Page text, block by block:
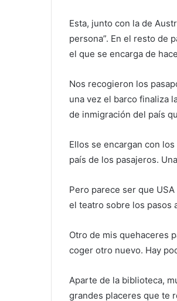
Esta, junto con la de
persona”. En el resto de
el que se encarga de
Nos recogieron los
una vez el barco finaliza
de inmigración del país
Ellos se encargan con
país de los pasajeros.
Pero parece ser que
el teatro sobre los pasos
Otro de mis quehaceres
coger otro nuevo. Hay
Aparte de la biblioteca,
grandes placeres que te